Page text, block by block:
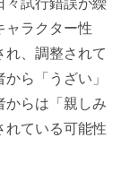
々試行錯誤が繰
ャラクター性
れ、調整されて
ら「うざい」
からは「親しみ
れている可能性